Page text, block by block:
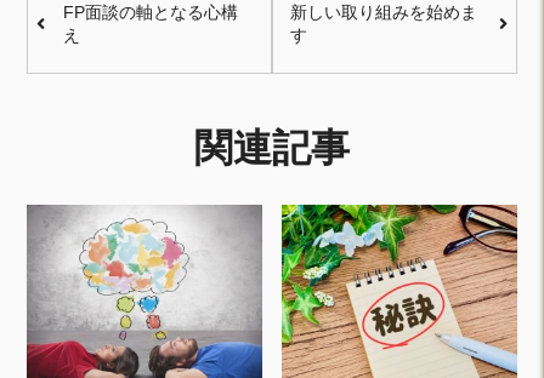
FP面談の軸となる心構
え
新しい取り組みを始めま
す
関連記事